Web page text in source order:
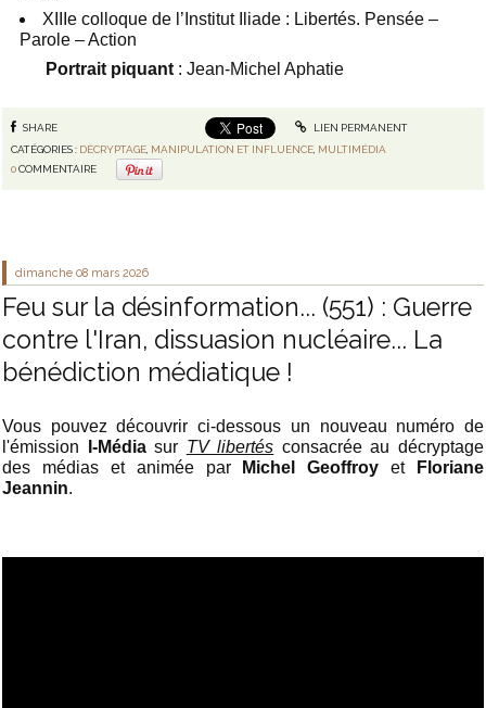
XIIIe colloque de l’Institut Iliade : Libertés. Pensée –
Parole – Action
Portrait piquant : Jean-Michel Aphatie
SHARE
LIEN PERMANENT
CATÉGORIES : DÉCRYPTAGE MANIPULATION ET INFLUENCE MULTIMÉDIA
0COMMENTAIRE
dimanche 08 mars 2026
Feu sur la désinformation... (551) : Guerre
contre l'Iran, dissuasion nucléaire... La
bénédiction médiatique !
Vous pouvez découvrir ci-dessous un nouveau numéro de
l'émission
I-Médiasur TV libertés consacrée au décryptage
des médias et animée par
Michel Geoffroy et
Floriane
Jeannin.